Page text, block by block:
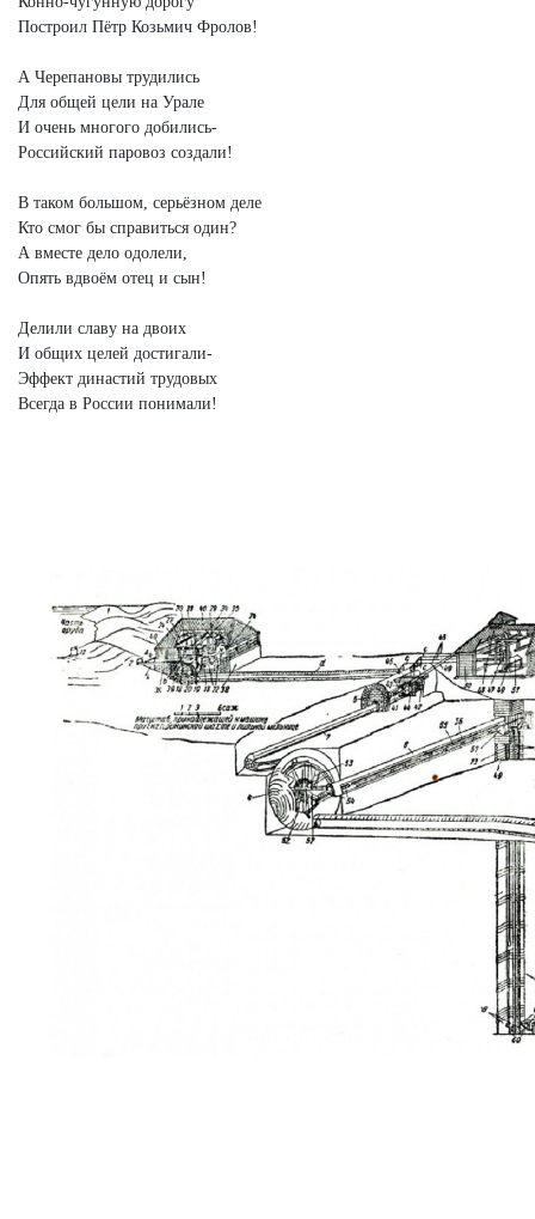
Построил Пётр Козьмич Фролов!
А Черепановы трудились
Для общей цели на Урале
И очень многого добились-
Российский паровоз создали!
В таком большом, серьёзном деле
Кто смог бы справиться один?
А вместе дело одолели,
Опять вдвоём отец и сын!
Делили славу на двоих
И общих целей достигали-
Эффект династий трудовых
Всегда в России понимали!